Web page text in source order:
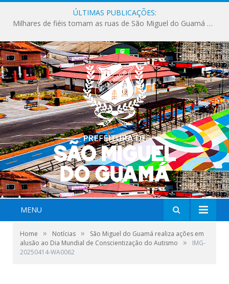
ÚLTIMAS PUBLICAÇÕES:
Milhares de fiéis tomam as ruas de São Miguel do Guamá em uma grande celebração de fé na Marcha para Jesus 2026.
MENU
Home » Notícias »
São Miguel do Guamá realiza ações em
alusão ao Dia Mundial de Conscientização do Autismo
»
IMG-
20250414-WA0062